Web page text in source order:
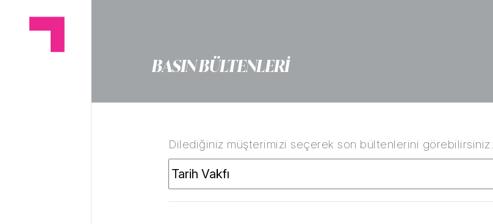
BASIN BÜLTENLERİ
Dilediğiniz müşterimizi seçerek son bültenlerini görebilirsiniz.